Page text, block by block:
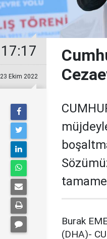
17:17
23 Ekim 2022
Burak
(DHA)-